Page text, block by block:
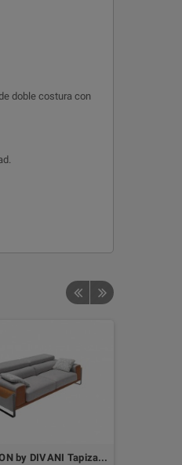
doble costura con
Sofá SHARON by DIVANI Tapizado Aquaclean® Antimanchas